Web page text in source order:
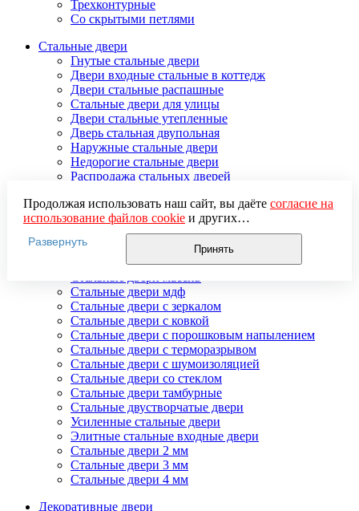
Трехконтурные
Со скрытыми петлями
Стальные двери
Гнутые стальные двери
Двери входные стальные в коттедж
Двери стальные распашные
Стальные двери для улицы
Двери стальные утепленные
Дверь стальная двупольная
Наружные стальные двери
Недорогие стальные двери
Распродажа стальных дверей
Стальная дверь на дачу
Стальные взломостойкие двери
Стальные входные двери в квартиру
Стальные двери в подъезд
Стальные двери внутреннего открывания
Стальные двери мдф
Стальные двери с зеркалом
Стальные двери с ковкой
Стальные двери с порошковым напылением
Стальные двери с терморазрывом
Стальные двери с шумоизоляцией
Стальные двери со стеклом
Стальные двери тамбурные
Стальные двустворчатые двери
Усиленные стальные двери
Элитные стальные входные двери
Стальные двери 2 мм
Стальные двери 3 мм
Стальные двери 4 мм
Декоративные двери
Продолжая использовать наш сайт, вы даёте согласие на
использование файлов cookieи других
пользовательских данных (включая IP-адрес, сведения о
местоположении, устройстве, действиях на сайте и т. п.)
для функционирования сайта, проведения
использования систем аналитики (например,
Яндекс.Метрика), в соответствии с нашей
обработки персональных данных.
Если вы не хотите, чтобы ваши данные обрабатывались,
настройте ограничения в браузере или покиньте сайт.
Развернуть
Принять